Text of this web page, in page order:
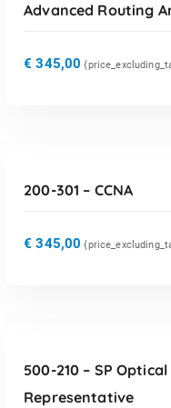
Advanced Routing
€ 345,00
200-301 – CCNA
€ 345,00
500-210 – SP
Representative